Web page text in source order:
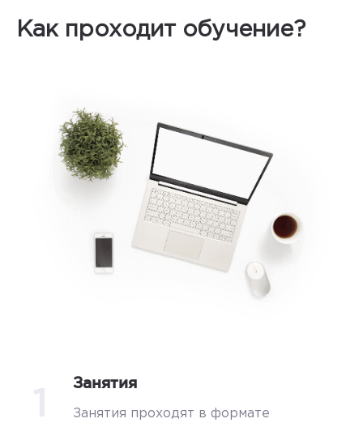
Как проходит обучение?
Занятия
Занятия проходят в формате